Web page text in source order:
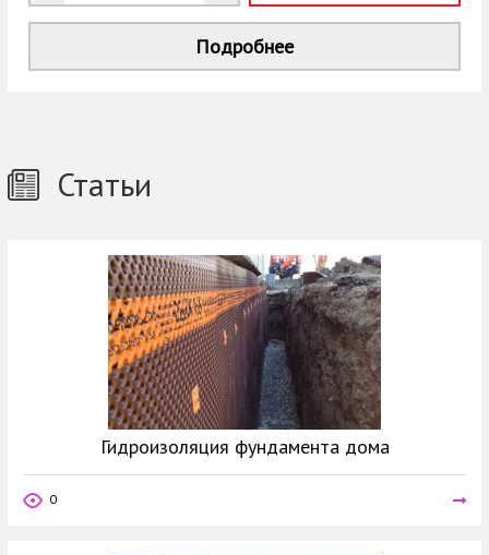
Статьи
Гидроизоляция фундамента дома
0
Подробнее